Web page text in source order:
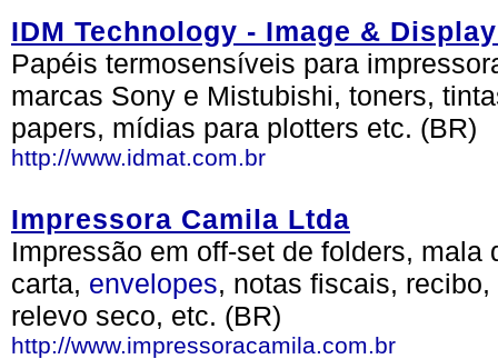
IDM Technology - Image &
Papéis termosensíveis para
marcas Sony e Mistubishi, toners,
papers, mídias para plotters etc. (BR)
http://www.idmat.com.br
Impressora Camila Ltda
Impressão em off-set de folders,
carta, envelopes, notas fiscais,
relevo seco, etc. (BR)
http://www.impressoracamila.com.br